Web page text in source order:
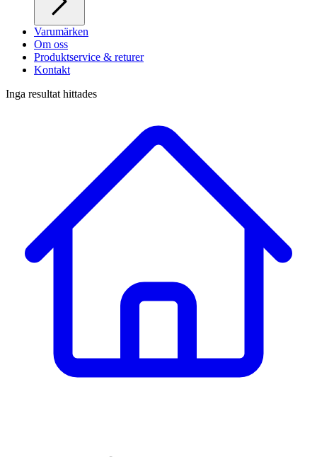
Varumärken
Om oss
Produktservice & returer
Kontakt
Inga resultat hittades